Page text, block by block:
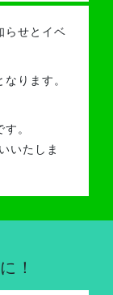
らせと イベ
ります。
。
いたしま
！